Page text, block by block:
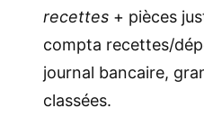
recettes + pièces
compta recettes/
journal bancaire,
classées.